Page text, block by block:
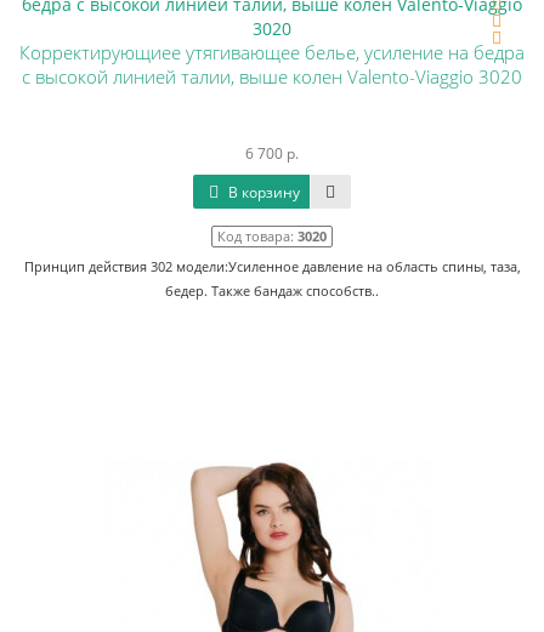
Корректирующиее утягивающее белье, усиление на бедра
с высокой линией талии, выше колен Valento-Viaggio 3020
6 700 р.
В корзину
Код товара: 3020
Принцип действия 302 модели:Усиленное давление на область спины, таза,
бедер. Также бандаж способств..